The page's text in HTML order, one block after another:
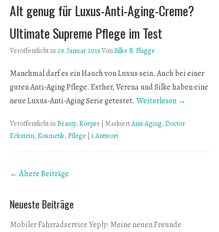
Alt genug für Luxus-Anti-Aging-Creme?
Ultimate Supreme Pflege im Test
Veröffentlicht in29. Januar 2016VonSilke R. Plagge
Manchmal darf es ein Hauch von Luxus sein. Auch bei einer
guten Anti-Aging Pflege. Esther, Verena und Silke haben eine
neue Luxus-Anti-Aging Serie getestet. Weiterlesen →
Veröffentlicht inBeauty, Körper MarkiertAnti-Aging, Doctor
Eckstein, Kosmetik, Pflege 1 Antwort
Beitrags
← Ältere Beiträge
Neueste Beiträge
Mobiler Fahrradservice Yeply: Meine neuen Freunde